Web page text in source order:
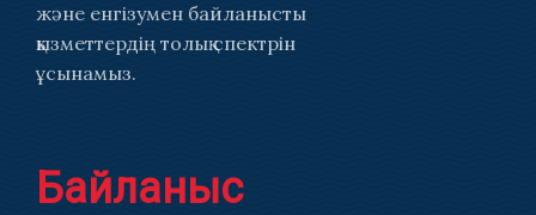
және енгізумен байланысты
қызметтердің толық спектрін
ұсынамыз.
Байланыс